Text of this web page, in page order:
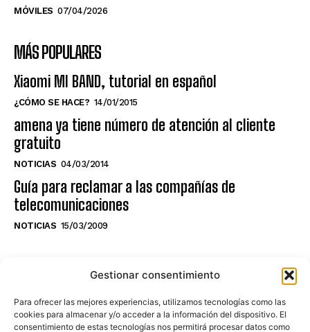
Gestionar consentimiento
Para ofrecer las mejores experiencias, utilizamos tecnologías como las
cookies para almacenar y/o acceder a la información del dispositivo. El
consentimiento de estas tecnologías nos permitirá procesar datos como
MÓVILES 07/04/2026
MÁS POPULARES
Xiaomi MI BAND, tutorial en español
¿CÓMO SE HACE? 14/01/2015
amena ya tiene número de atención al cliente
gratuito
NOTICIAS 04/03/2014
Guía para reclamar a las compañías de
telecomunicaciones
NOTICIAS 15/03/2009
NO TE PIERDAS LO ÚLTIMO DEL CANAL